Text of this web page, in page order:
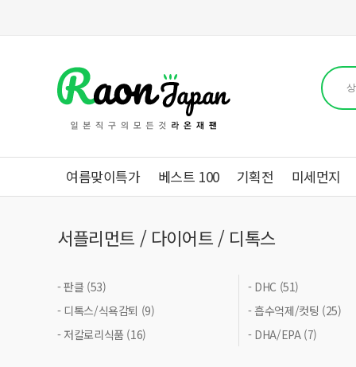
여름맞이특가 베스트 100 기획전 미세먼지
서플리먼트 / 다이어트 / 디톡스
- 판클 (53)
- DHC (51)
- 디톡스/식욕감퇴 (9)
- 흡수억제/컷팅 (25)
- 저칼로리식품 (16)
- DHA/EPA (7)